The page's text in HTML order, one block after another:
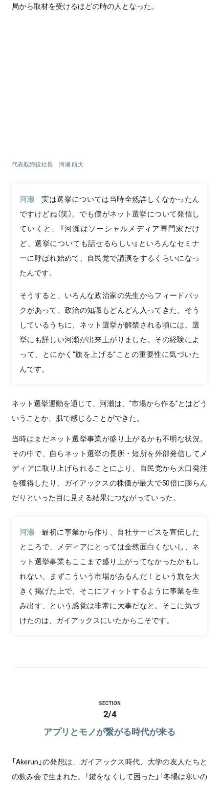
局から取材を受けるほどの時の人となった。
代表取締役社長 河瀬 航大
河瀬
実は選挙については当時全然詳しくなかったん
ですけどね（笑）。でも僕がネット選挙について発信し
ていくと、『河瀬はソーシャルメディア専門家だけ
ど、選挙についても話せるらしい』といろんなセミナ
ーに呼ばれ始めて、自民党で講演をするくらいになっ
たんです。
そうすると、いろんな政治家の先生からフィードバッ
クがあって、政治の知識もどんどん入ってきた。そう
しているうちに、ネット選挙が解禁される頃には、選
挙にも詳しい河瀬が出来上がりました。その経験によ
って、とにかく“旗を上げる”ことの重要性に気づいた
んです。
ネット選挙運動を通じて、河瀬は、“市場から作る”とはどう
いうことか、肌で感じることができた。
当時はまだネット選挙事業が盛り上がるかも不明な状況。
その中で、自らネット選挙の長所・短所を外部発信してメ
ディアに取り上げられることにより、自民党から大口発注
を獲得したり、ガイアックスの株価が最大で50倍に膨らん
だりといった目に見える結果につながっていった。
河瀬
最初に事業から作り、自社サービスを宣伝した
ところで、メディアにとっては全然面白くないし、ネ
ット選挙事業もここまで盛り上がってなかったかもし
れない。まずこういう市場があるんだ！という旗を大
きく掲げた上で、そこにフィットするように事業を生
み出す、という感覚は非常に大事だなと。そこに気づ
けたのは、ガイアックスにいたからこそです。
SECTION
2/4
アプリとモノが繋がる時代が来る
「Akerun」の発想は、ガイアックス時代、大学の友人たちと
の飲み会で生まれた。「鍵をなくして困った」「冬場は寒いの